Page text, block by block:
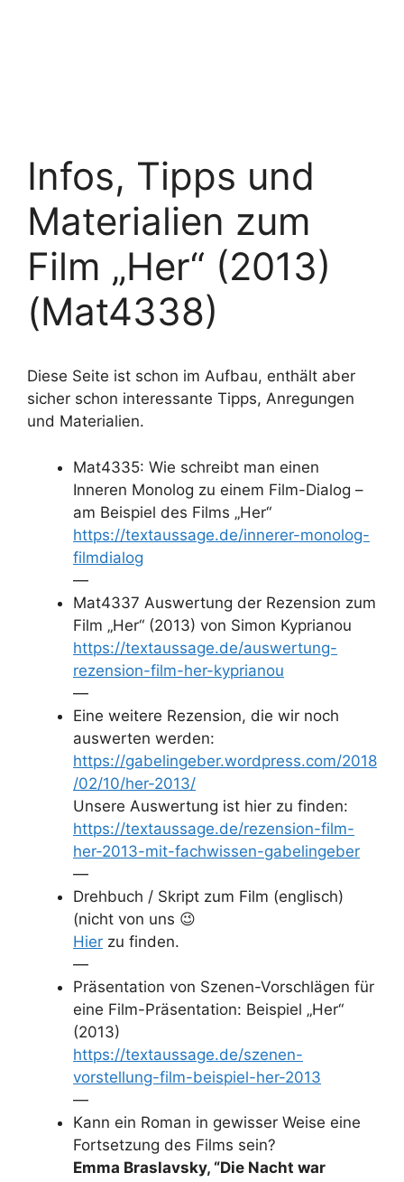
Infos, Tipps und
Materialien zum
Film „Her“ (2013)
(Mat4338)
Diese Seite ist schon im Aufbau, enthält aber
sicher schon interessante Tipps, Anregungen
und Materialien.
Mat4335: Wie schreibt man einen
Inneren Monolog zu einem Film-Dialog –
am Beispiel des Films „Her“
https://textaussage.de/innerer-monolog-
filmdialog
—
Mat4337 Auswertung der Rezension zum
Film „Her“ (2013) von Simon Kyprianou
https://textaussage.de/auswertung-
rezension-film-her-kyprianou
—
Eine weitere Rezension, die wir noch
auswerten werden:
https://gabelingeber.wordpress.com/2018
/02/10/her-2013/
Unsere Auswertung ist hier zu finden:
https://textaussage.de/rezension-film-
her-2013-mit-fachwissen-gabelingeber
—
Drehbuch / Skript zum Film (englisch)
(nicht von uns 😉
Hier zu finden.
—
Präsentation von Szenen-Vorschlägen für
eine Film-Präsentation: Beispiel „Her“
(2013)
https://textaussage.de/szenen-
vorstellung-film-beispiel-her-2013
—
Kann ein Roman in gewisser Weise eine
Fortsetzung des Films sein?
Emma Braslavsky, “Die Nacht war